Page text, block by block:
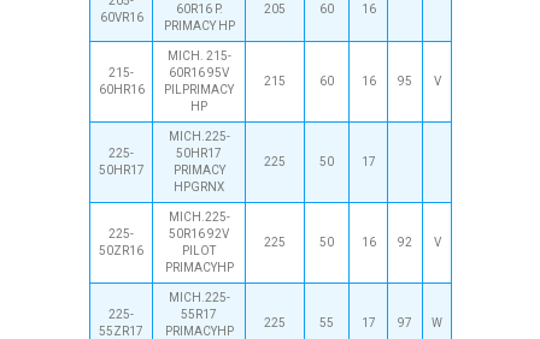
60VR16
60R16 P.
PRIMACY HP
205 60 16
215-
60HR16
MICH. 215-
60R16 95V
PILPRIMACY
HP
215 60 16 95 V
225-
50HR17
MICH.225-
50HR17
PRIMACY
HPGRNX
225 50 17
225-
50ZR16
MICH.225-
50R16 92V
PILOT
PRIMACYHP
225 50 16 92 V
225-
55ZR17
MICH.225-
55R17
PRIMACYHP
225 55 17 97 W